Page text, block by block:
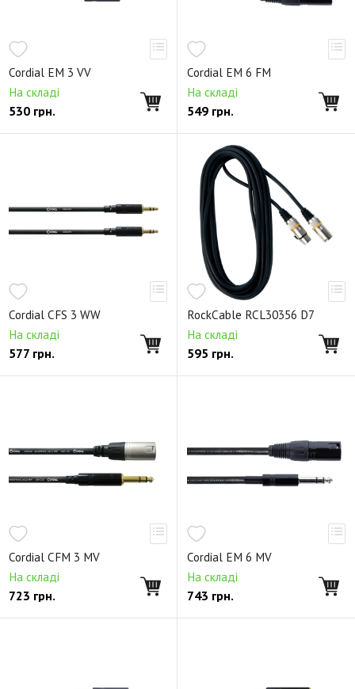
Cordial EM 3 VV
На складі
530 грн.
Cordial EM 6 FM
На складі
549 грн.
Cordial CFS 3 WW
На складі
577 грн.
RockCable RCL30356 D7
На складі
595 грн.
Cordial CFM 3 MV
На складі
723 грн.
Cordial EM 6 MV
На складі
743 грн.